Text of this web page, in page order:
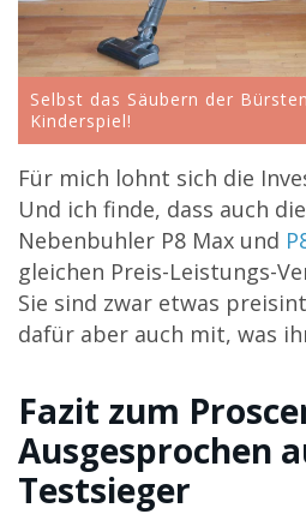
Selbst das Säubern der
Kinderspiel!
Für mich lohnt sich die
Und ich finde, dass auch
Nebenbuhler P8 Max und
gleichen Preis-Leistungs-
Sie sind zwar etwas
dafür aber auch mit, was
Fazit zum
Ausgesprochen
Testsieger